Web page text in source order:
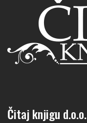
Čitaj knjigu d.o.o.